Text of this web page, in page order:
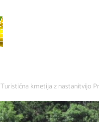
Turistična kmetija z nastanitvijo